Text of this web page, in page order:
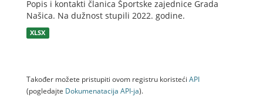
Popis i kontakti članica Športske zajednice Grada
Našica. Na dužnost stupili 2022. godine.
XLSX
Također možete pristupiti ovom registru koristeći API
(pogledajte Dokumenаtаcijа API-jа).